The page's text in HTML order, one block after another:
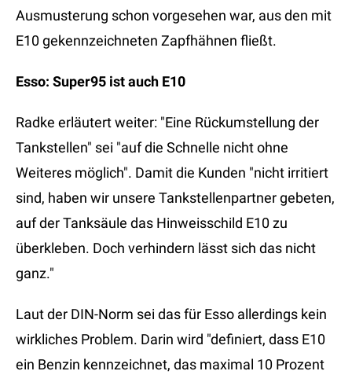
Ausmusterung schon vorgesehen war, aus den mit
E10 gekennzeichneten Zapfhähnen fließt.
Esso: Super95 ist auch E10
Radke erläutert weiter: "Eine Rückumstellung der
Tankstellen" sei "auf die Schnelle nicht ohne
Weiteres möglich". Damit die Kunden "nicht irritiert
sind, haben wir unsere Tankstellenpartner gebeten,
auf der Tanksäule das Hinweisschild E10 zu
überkleben. Doch verhindern lässt sich das nicht
ganz."
Laut der DIN-Norm sei das für Esso allerdings kein
wirkliches Problem. Darin wird "definiert, dass E10
ein Benzin kennzeichnet, das maximal 10 Prozent